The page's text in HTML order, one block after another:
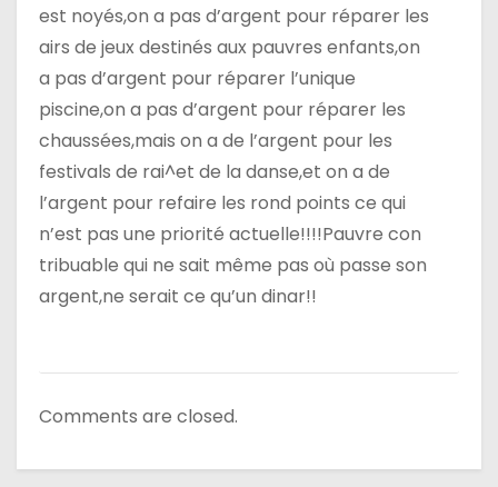
est noyés,on a pas d’argent pour réparer les
airs de jeux destinés aux pauvres enfants,on
a pas d’argent pour réparer l’unique
piscine,on a pas d’argent pour réparer les
chaussées,mais on a de l’argent pour les
festivals de rai^et de la danse,et on a de
l’argent pour refaire les rond points ce qui
n’est pas une priorité actuelle!!!!Pauvre con
tribuable qui ne sait même pas où passe son
argent,ne serait ce qu’un dinar!!
Comments are closed.